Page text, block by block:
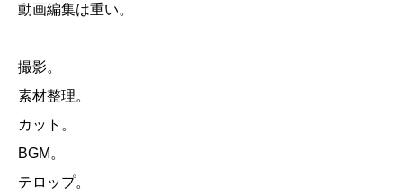
動画編集は重い。
撮影。
素材整理。
カット。
BGM。
テロップ。